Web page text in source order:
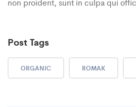
Post Tags
ORGANIC ROMAK